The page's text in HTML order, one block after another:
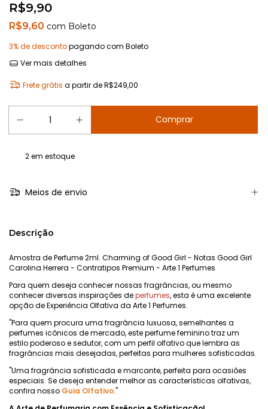
R$9,90
R$9,60 com Boleto
3% de descontopagando com Boleto
Ver mais detalhes
Frete grátis a partir deR$249,00
2em estoque
Meios de envio
Descrição
Amostra de Perfume 2ml. Charming of Good Girl - Notas Good Girl
Carolina Herrera - Contratipos Premium - Arte 1 Perfumes
Para quem deseja conhecer nossas fragrâncias, ou mesmo
conhecer diversas inspirações deperfumes, esta é uma excelente
opção de Experiência Olfativa da Arte 1 Perfumes.
"Para quem procura uma fragrância luxuosa, semelhantes a
perfumes icônicos de mercado, este perfume feminino traz um
estilo poderoso e sedutor, com um perfil olfativo que lembra as
fragrâncias mais desejadas, perfeitas para mulheres sofisticadas.
"Uma fragrância sofisticada e marcante, perfeita para ocasiões
especiais. Se deseja entender melhor as características olfativas,
confira nosso Guia Olfativo."